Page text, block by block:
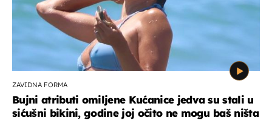
ZAVIDNA FORMA
Bujni atributi omiljene Kućanice jedva su stali u
sićušni bikini, godine joj očito ne mogu baš ništa